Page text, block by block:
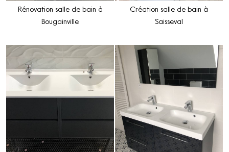
Rénovation salle de bain à
Bougainville
Création salle de bain à
Saisseval